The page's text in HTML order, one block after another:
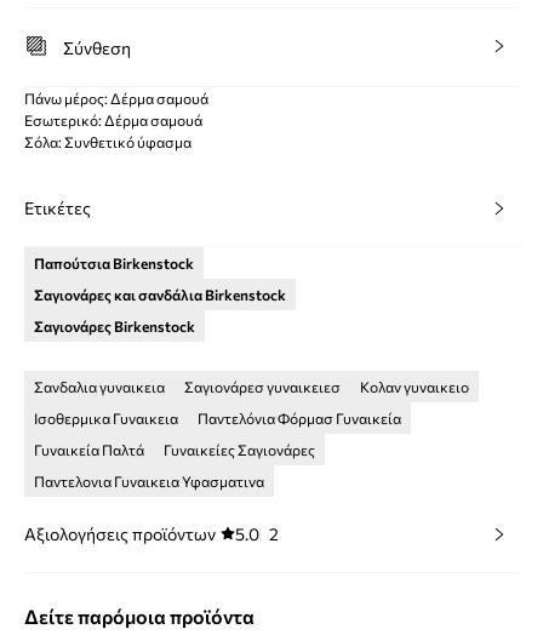
Σύνθεση
Πάνω μέρος: Δέρμα σαμουά
Εσωτερικό: Δέρμα σαμουά
Σόλα: Συνθετικό ύφασμα
Ετικέτες
Παπούτσια Birkenstock
Σαγιονάρες και σανδάλια Birkenstock
Σαγιονάρες Birkenstock
Σανδαλια γυναικεια Σαγιονάρεσ γυναικειεσ
Κολαν γυναικειο
Ισοθερμικα Γυναικεια
Παντελόνια Φόρμασ Γυναικεία
Γυναικεία Παλτά
Γυναικείες Σαγιονάρες
Παντελονια Γυναικεια Υφασματινα
Αξιολογήσεις προϊόντων 5.0 2
Δείτε παρόμοια προϊόντα